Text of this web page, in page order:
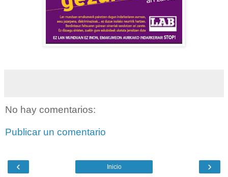
No hay comentarios:
Publicar un comentario
‹ ›
Inicio